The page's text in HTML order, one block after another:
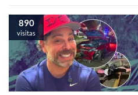
890
visitas